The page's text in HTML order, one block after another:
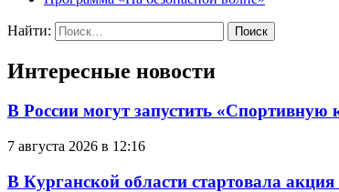
Найти:
Интересные новости
В России могут запустить «Спортивную
7 августа 2026 в 12:16
В Курганской области стартовала